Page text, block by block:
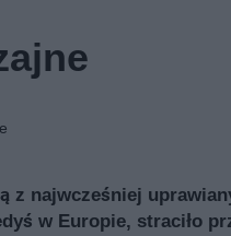
z najwcześniej
w Europie, straciło